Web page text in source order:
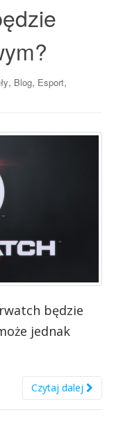
, Blog, Esport,
będzie
jednak
Czytaj dalej